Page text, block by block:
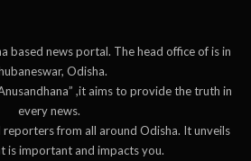
based news portal. The head office of is in
Odisha.
,it aims to provide the truth in
every news.
from all around Odisha. It unveils
is important and impacts you.